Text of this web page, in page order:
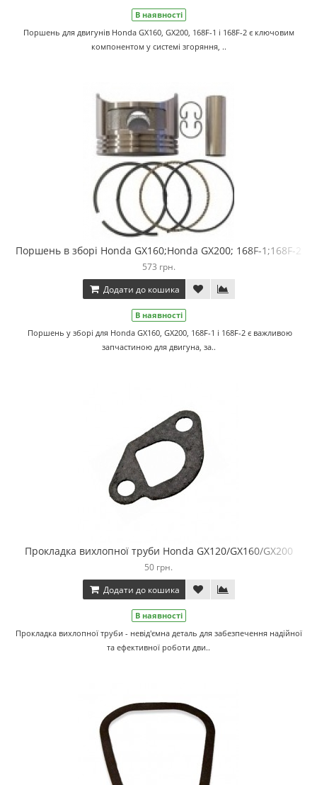
В наявності
Поршень для двигунів Honda GX160, GX200, 168F-1 і 168F-2 є ключовим
компонентом у системі згоряння, ..
Поршень в зборі Honda GX160;Honda GX200; 168F-1;168F-2
573 грн.
Додати до кошика
В наявності
Поршень у зборі для Honda GX160, GX200, 168F-1 і 168F-2 є важливою
запчастиною для двигуна, за..
Прокладка вихлопної труби Honda GX120/GX160/GX200
50 грн.
Додати до кошика
В наявності
Прокладка вихлопної труби - невід'ємна деталь для забезпечення надійної
та ефективної роботи дви..